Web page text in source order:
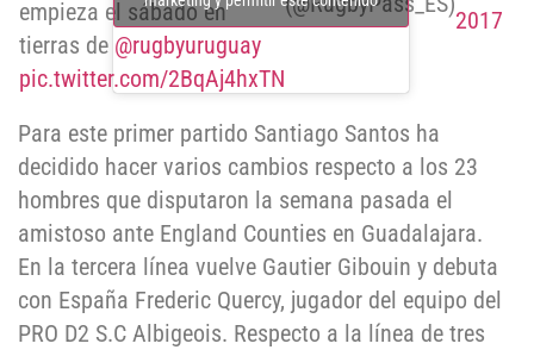
empieza el sábado en
tierras de @rugbyuruguay
pic.twitter.com/2BqAj4hxTN
2017
Para este primer partido Santiago Santos ha
decidido hacer varios cambios respecto a los 23
hombres que disputaron la semana pasada el
amistoso ante England Counties en Guadalajara.
En la tercera línea vuelve Gautier Gibouin y debuta
con España Frederic Quercy, jugador del equipo del
PRO D2 S.C Albigeois. Respecto a la línea de tres